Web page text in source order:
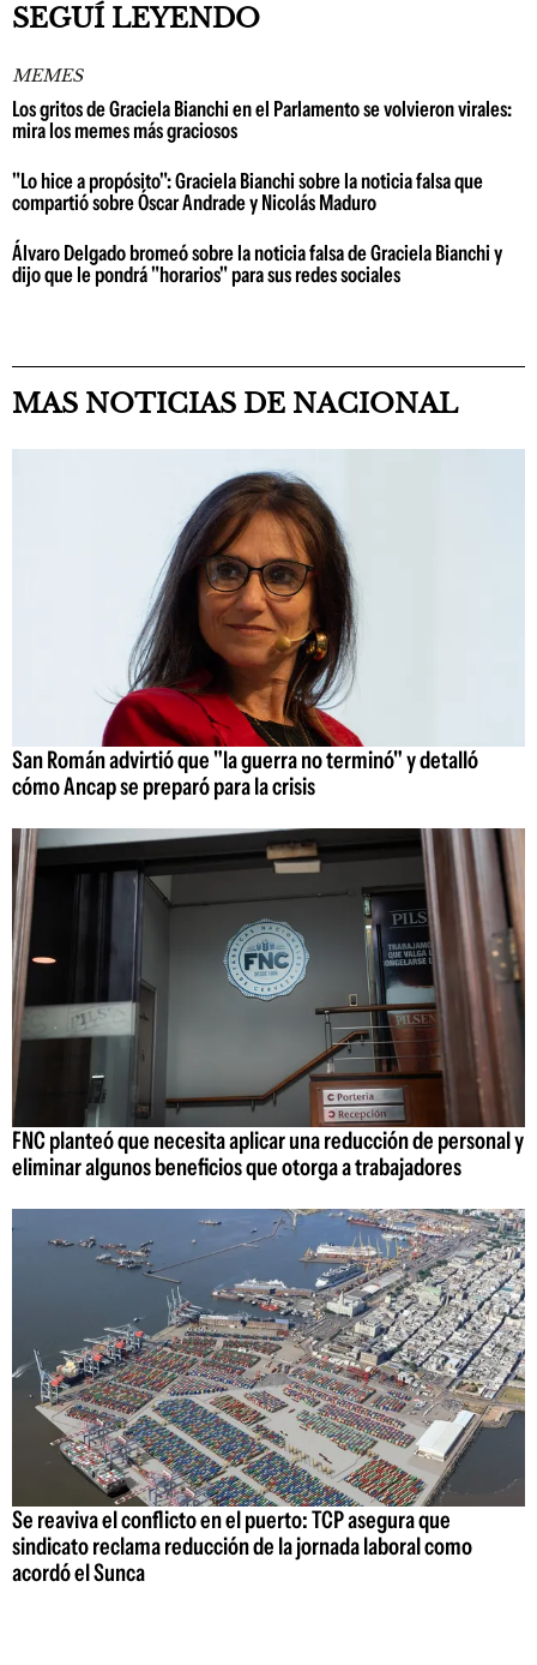
SEGUÍ LEYENDO
MEMES
Los gritos de Graciela Bianchi en el Parlamento se volvieron virales:
mira los memes más graciosos
"Lo hice a propósito": Graciela Bianchi sobre la noticia falsa que
compartió sobre Óscar Andrade y Nicolás Maduro
Álvaro Delgado bromeó sobre la noticia falsa de Graciela Bianchi y
dijo que le pondrá "horarios" para sus redes sociales
MAS NOTICIAS DE NACIONAL
San Román advirtió que "la guerra no terminó" y detalló
cómo Ancap se preparó para la crisis
FNC planteó que necesita aplicar una reducción de personal y
eliminar algunos beneficios que otorga a trabajadores
Se reaviva el conflicto en el puerto: TCP asegura que
sindicato reclama reducción de la jornada laboral como
acordó el Sunca